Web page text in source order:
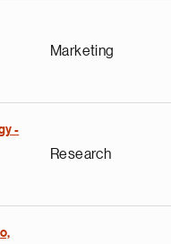
Marketing
-
Research